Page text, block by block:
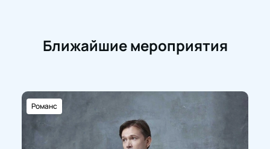
Ближайшие мероприятия
Романс